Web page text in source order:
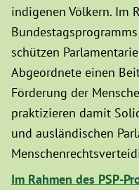
indigenen Völkern. Im
schützen
Abgeordnete einen
Förderung der
praktizieren damit
und ausländischen
Im Rahmen des PSP-